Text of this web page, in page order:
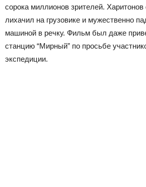
сорока миллионов зрителей.
лихачил на грузовике и мужественно
машиной в речку. Фильм был даже
станцию “Мирный” по просьбе
экспедиции.